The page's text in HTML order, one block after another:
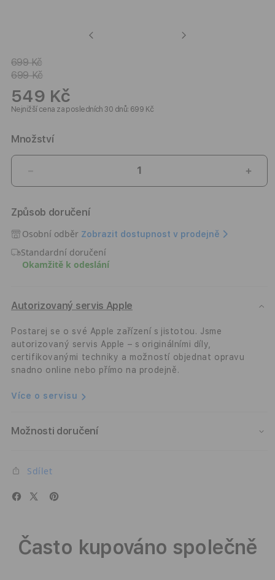
Previous Next
699 Kč
699 Kč
549 Kč
Nejnižší cena za posledních 30 dnů: 699 Kč
Množství
množství
Kryt
pro
iPhone
17
Epico
Mag+
-
fialový
Způsob doručení
Osobní odběr Zobrazit dostupnost v prodejně
Standardní doručení
Okamžitě k odeslání
Autorizovaný servis Apple
Postarej se o své Apple zařízení s jistotou. Jsme
autorizovaný servis Apple – s originálními díly,
certifikovanými techniky a možností objednat opravu
snadno online nebo přímo na prodejně.
Více o servisu
Možnosti doručení
Sdílet
Často kupováno společně